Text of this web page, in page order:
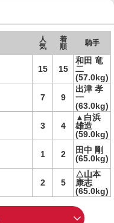
人
気
着
順
騎手
15 15
和田 竜
二
(57.0kg)
7 9
出津 孝
一
(63.0kg)
3 4
▲白浜
雄造
(59.0kg)
1 2
田中 剛
(65.0kg)
2 5
△山本
康志
(65.0kg)